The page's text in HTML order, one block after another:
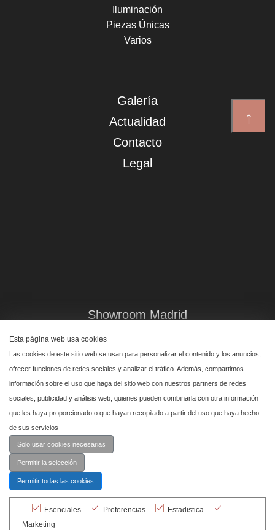
↑
Iluminación
Piezas Únicas
Varios
Galería
Actualidad
Contacto
Legal
Showroom Madrid
Plaza de Canalejas 6, 4 izq
Centro, 28014 Madrid
Showroom Marbella
Polígono Industrial de San Pedro de Alcántara,
calle Reino Unido, primera planta nave 24, 29670 Marbella
Esta página web usa cookies
Las cookies de este sitio web se usan para personalizar el contenido y los anuncios,
ofrecer funciones de redes sociales y analizar el tráfico. Además, compartimos
información sobre el uso que haga del sitio web con nuestros partners de redes
sociales, publicidad y análisis web, quienes pueden combinarla con otra información
que les haya proporcionado o que hayan recopilado a partir del uso que haya hecho
de sus servicios
Solo usar cookies necesarias
Permitir la selección
Permitir todas las cookies
Esenciales Preferencias
Estadistica
Marketing